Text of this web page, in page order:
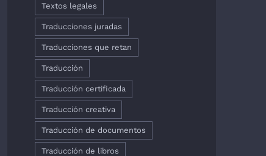
Textos legales
Traducciones juradas
Traducciones que retan
Traducción
Traducción certificada
Traducción creativa
Traducción de documentos
Traducción de libros